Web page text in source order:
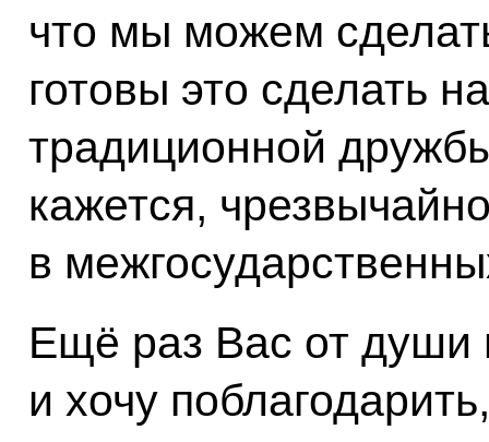
что мы можем
готовы это сделать
традиционной
кажется,
в
Ещё раз Вас от души
и хочу